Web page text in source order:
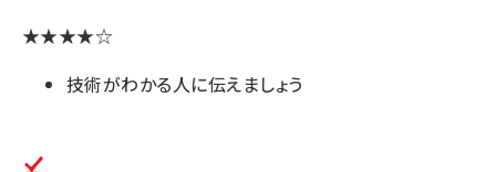
★★★★☆
技術がわかる人に伝えましょう